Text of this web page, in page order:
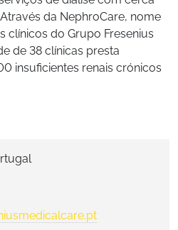
da NephroCare, nome
clínicos do Grupo Fresenius
de 38 clínicas presta
insuficientes renais crónicos